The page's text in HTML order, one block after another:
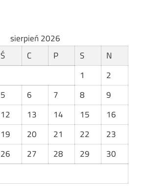
sierpień 2026
Ś C P S
N
1
2
5 6 7 8
9
12 13 14 15
16
19 20 21 22
23
26 27 28 29
30